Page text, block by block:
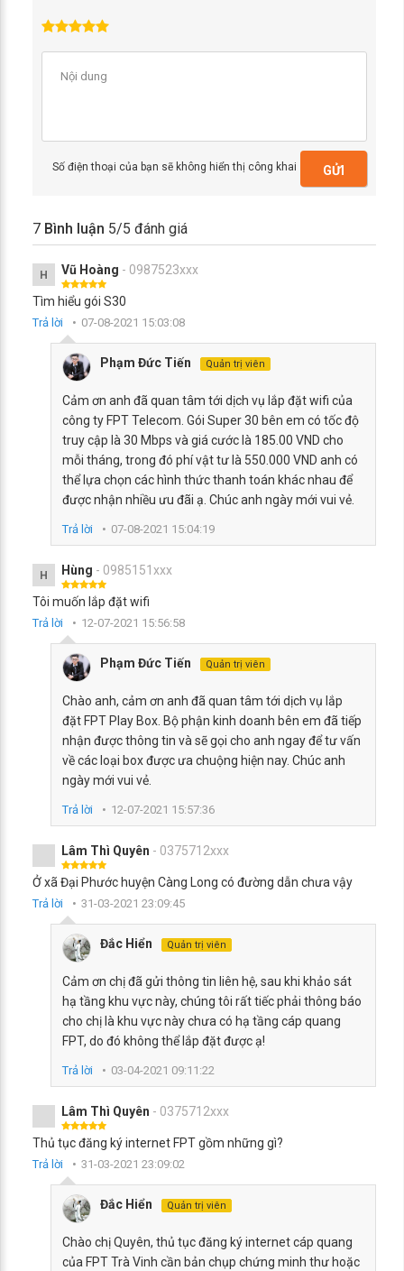
Số điện thoại của bạn sẽ không hiển thị công khai GỬI
7 Bình luận 5/5 đánh giá
H Vũ Hoàng - 0987523xxx
Tìm hiểu gói S30
Trả lời 07-08-2021 15:03:08
Phạm Đức Tiến Quản trị viên
Cảm ơn anh đã quan tâm tới dịch vụ lắp đặt wifi của
công ty FPT Telecom. Gói Super 30 bên em có tốc độ
truy cập là 30 Mbps và giá cước là 185.00 VND cho
mỗi tháng, trong đó phí vật tư là 550.000 VND anh có
thể lựa chọn các hình thức thanh toán khác nhau để
được nhận nhiều ưu đãi ạ. Chúc anh ngày mới vui vẻ.
Trả lời 07-08-2021 15:04:19
H Hùng - 0985151xxx
Tôi muốn lắp đặt wifi
Trả lời 12-07-2021 15:56:58
Phạm Đức Tiến Quản trị viên
Chào anh, cảm ơn anh đã quan tâm tới dịch vụ lắp
đặt FPT Play Box. Bộ phận kinh doanh bên em đã tiếp
nhận được thông tin và sẽ gọi cho anh ngay để tư vấn
về các loại box được ưa chuộng hiện nay. Chúc anh
ngày mới vui vẻ.
Trả lời 12-07-2021 15:57:36
Lâm Thì Quyên - 0375712xxx
Ở xã Đại Phước huyện Càng Long có đường dẫn chưa vậy
Trả lời 31-03-2021 23:09:45
Đắc Hiển Quản trị viên
Cảm ơn chị đã gửi thông tin liên hệ, sau khi khảo sát
hạ tầng khu vực này, chúng tôi rất tiếc phải thông báo
cho chị là khu vực này chưa có hạ tầng cáp quang
FPT, do đó không thể lắp đặt được ạ!
Trả lời 03-04-2021 09:11:22
Lâm Thì Quyên - 0375712xxx
Thủ tục đăng ký internet FPT gồm những gì?
Trả lời 31-03-2021 23:09:02
Đắc Hiển Quản trị viên
Chào chị Quyên, thủ tục đăng ký internet cáp quang
của FPT Trà Vinh cần bản chụp chứng minh thư hoặc